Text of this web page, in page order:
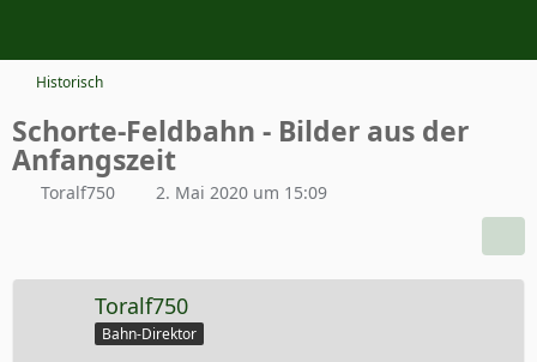
Historisch
Schorte-Feldbahn - Bilder aus der
Anfangszeit
Toralf750 2. Mai 2020 um 15:09
Toralf750
Bahn-Direktor